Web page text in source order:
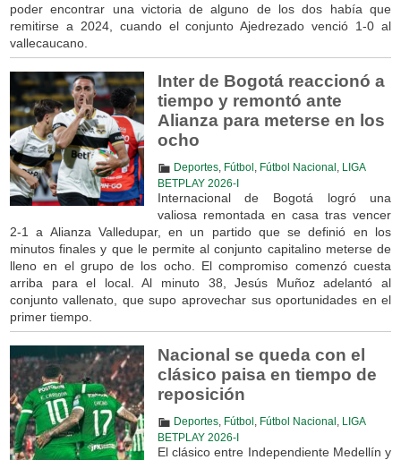
poder encontrar una victoria de alguno de los dos había que
remitirse a 2024, cuando el conjunto Ajedrezado venció 1-0 al
vallecaucano.
Inter de Bogotá reaccionó a
tiempo y remontó ante
Alianza para meterse en los
ocho
Deportes, Fútbol Fútbol Nacional
LIGA
BETPLAY 2026-I
Internacional de Bogotá logró una
valiosa remontada en casa tras vencer
2-1 a Alianza Valledupar, en un partido que se definió en los
minutos finales y que le permite al conjunto capitalino meterse de
lleno en el grupo de los ocho. El compromiso comenzó cuesta
arriba para el local. Al minuto 38, Jesús Muñoz adelantó al
conjunto vallenato, que supo aprovechar sus oportunidades en el
primer tiempo.
Nacional se queda con el
clásico paisa en tiempo de
reposición
Deportes, Fútbol Fútbol Nacional
LIGA
BETPLAY 2026-I
El clásico entre Independiente Medellín y